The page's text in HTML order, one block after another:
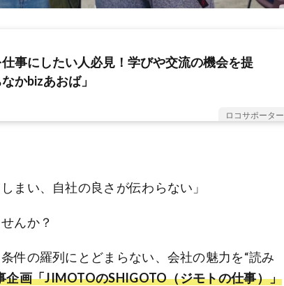
事にしたい人必見！学びや交流の機会を提
かbizあおば」
ロコサポーター
まい、自社の良さが伝わらない」
んか？
件の羅列にとどまらない、会社の魅力を“読み
企画「JIMOTOのSHIGOTO（ジモトの仕事）」